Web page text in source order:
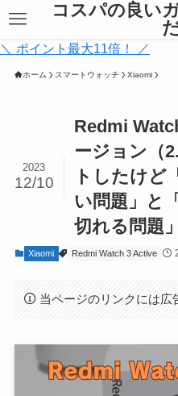
コスパの良い
＼ ポイント最大11倍！ ／
ホーム スマートウォッチ Xiaomi
Redmi
ージョン（
トしたけど
い問題」と
切れる問題
2023
12/10
Xiaomi Redmi Watch 3 Active
当ページのリンクには広